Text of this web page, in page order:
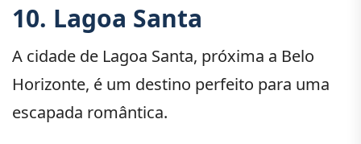
10. Lagoa Santa
A cidade de Lagoa Santa, próxima a Belo
Horizonte, é um destino perfeito para uma
escapada romântica.